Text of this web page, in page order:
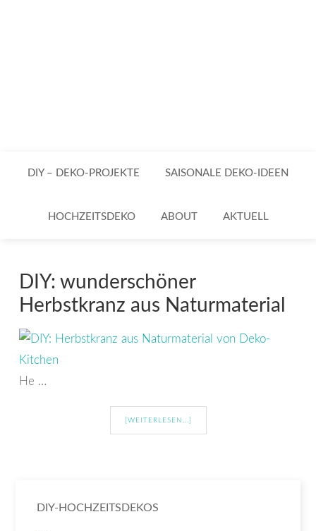
DIY – DEKO-PROJEKTE SAISONALE DEKO-IDEEN
HOCHZEITSDEKO ABOUT AKTUELL
DIY: wunderschöner
Herbstkranz aus Naturmaterial
He …
[WEITERLESEN...]
DIY-HOCHZEITSDEKOS